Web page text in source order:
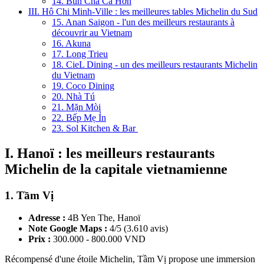
III. Hô Chi Minh-Ville : les meilleures tables Michelin du Sud
15. Anan Saigon - l'un des meilleurs restaurants à
découvrir au Vietnam
16. Akuna
17. Long Trieu
18. CieL Dining - un des meilleurs restaurants Michelin
du Vietnam
19. Coco Dining
20. Nhà Tú
21. Mặn Mòi
22. Bếp Mẹ Ỉn
23. Sol Kitchen & Bar
I. Hanoï : les meilleurs restaurants
Michelin de la capitale vietnamienne
1. Tầm Vị
Adresse : 4B Yen The, Hanoï
Note Google Maps : 4/5 (3.610 avis)
Prix : 300.000 - 800.000 VND
Récompensé d'une étoile Michelin, Tầm Vị propose une immersion